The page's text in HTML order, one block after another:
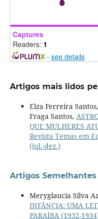
Captures
Readers: 1
- see details
Artigos mais lidos
Elza Ferreira
Fraga Santos,
QUE MULHERES
Revista Temas em
(jul.-dez.)
Artigos Semelhantes
Meryglaucia Silva
INFÂNCIA: UMA
PARAÍBA (1932-